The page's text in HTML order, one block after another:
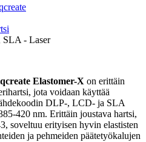
- Laser
Elastomer-X on erittäin
jota voidaan käyttää
DLP-, LCD- ja SLA
420 nm. Erittäin joustava hartsi,
soveltuu erityisen hyvin elastisten
ja pehmeiden päätetyökalujen